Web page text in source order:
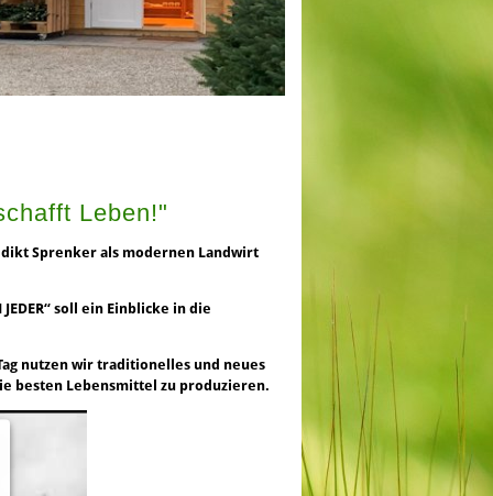
Leben!"
Sprenker als modernen Landwirt
soll ein Einblicke in die
nutzen wir traditionelles und neues
besten Lebensmittel zu produzieren.